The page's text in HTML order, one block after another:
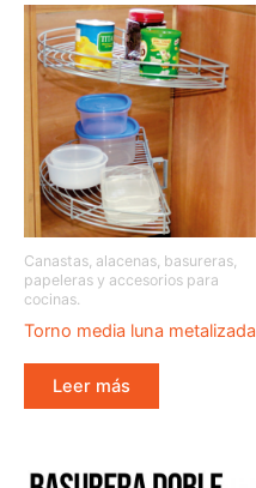
Canastas, alacenas, basureras,
papeleras y accesorios para
cocinas.
Torno media luna metalizada
Leer más